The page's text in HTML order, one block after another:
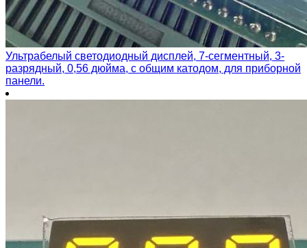
Ультрабелый светодиодный дисплей, 7-сегментный, 3-
разрядный, 0,56 дюйма, с общим катодом, для приборной
панели.